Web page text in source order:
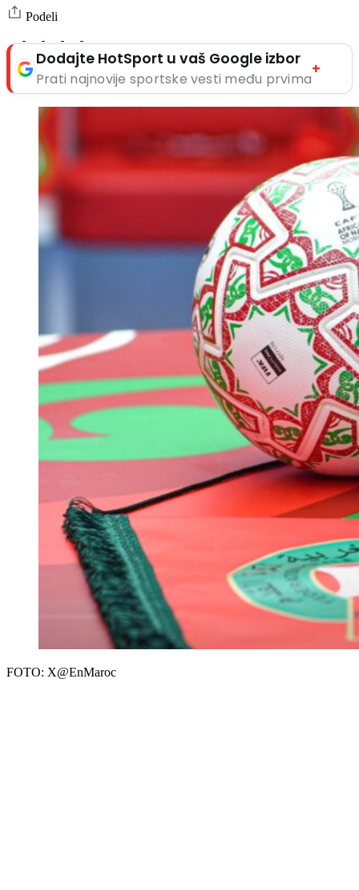
Podeli
Dodajte HotSport u vaš Google izbor
Prati najnovije sportske vesti među prvima
+
FOTO: X@EnMaroc